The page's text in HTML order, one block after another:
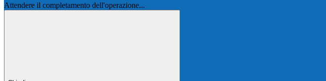
Attendere il completamento dell'operazione...